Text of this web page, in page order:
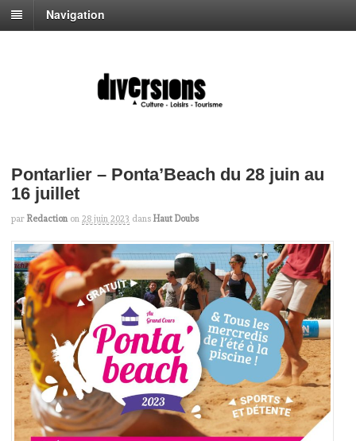
Navigation
Pontarlier – Ponta’Beach du 28 juin au
16 juillet
par Redaction on 28 juin 2023 dans Haut Doubs